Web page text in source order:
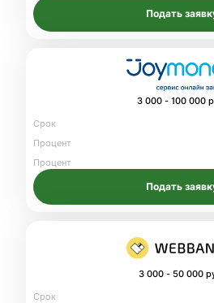
Подать
3 000 - 100 000
Срок
Процент
Процент
Подать
3 000 - 50 000
Срок